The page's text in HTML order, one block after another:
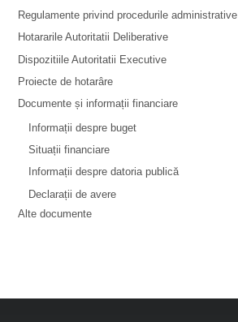
Regulamente privind procedurile administrative
Hotararile Autoritatii Deliberative
Dispozitiile Autoritatii Executive
Proiecte de hotarâre
Documente și informații financiare
Informații despre buget
Situații financiare
Informații despre datoria publică
Declarații de avere
Alte documente